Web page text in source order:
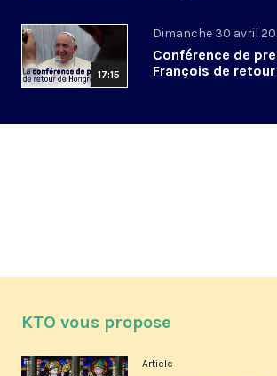
17:15
Dimanche 30 avril
Conférence de
François de
KTO vous propose
Article